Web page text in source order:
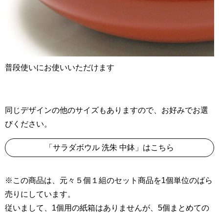
普段使いにお使いいただけます
同じデザインの他のサイズもありますので、お好みでお選
びください。
「サラダボウル 洗朱 中鉢」はこちら
※この商品は、元々５個１組のセット商品を1個単位のばら
売りにしています。
従いまして、1個用の紙箱はありませんが、5個まとめての